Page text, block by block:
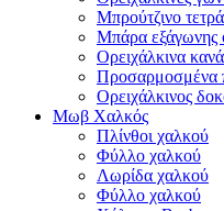
Μπρούτζινο
Μπάρα εξάγωνης
Ορειχάλκινα
Προσαρμοσμένα
Ορειχάλκινος
Μωβ Χαλκός
Πλίνθοι χαλκού
Φύλλο χαλκού
Λωρίδα χαλκού
Φύλλο χαλκού